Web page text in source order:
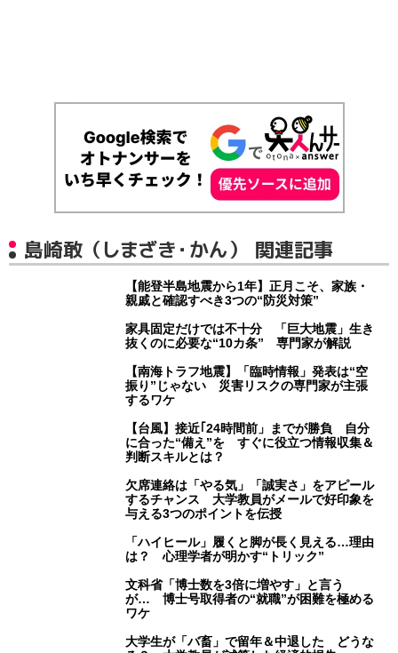
島崎敢（しまざき・かん） 関連記事
【能登半島地震から1年】正月こそ、家族・
親戚と確認すべき3つの“防災対策”
家具固定だけでは不十分 「巨大地震」生き
抜くのに必要な“10カ条” 専門家が解説
【南海トラフ地震】「臨時情報」発表は“空
振り”じゃない 災害リスクの専門家が主張
するワケ
【台風】接近｢24時間前」までが勝負 自分
に合った“備え”を すぐに役立つ情報収集＆
判断スキルとは？
欠席連絡は「やる気」「誠実さ」をアピール
するチャンス 大学教員がメールで好印象を
与える3つのポイントを伝授
「ハイヒール」履くと脚が長く見える…理由
は？ 心理学者が明かす“トリック”
文科省「博士数を3倍に増やす」と言う
が… 博士号取得者の“就職”が困難を極める
ワケ
大学生が「バ畜」で留年＆中退した どうな